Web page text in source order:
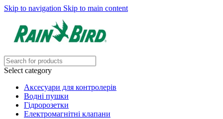
Skip to navigation Skip to main content
Select category
Аксесуари для контролерів
Водні пушки
Гідророзетки
Електромагнітні клапани